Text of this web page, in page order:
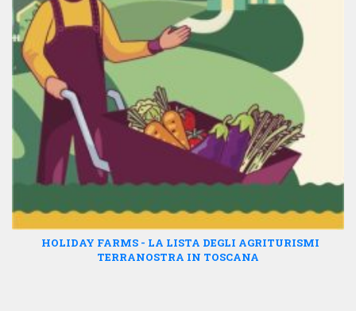
HOLIDAY FARMS - LA LISTA DEGLI AGRITURISMI
TERRANOSTRA IN TOSCANA